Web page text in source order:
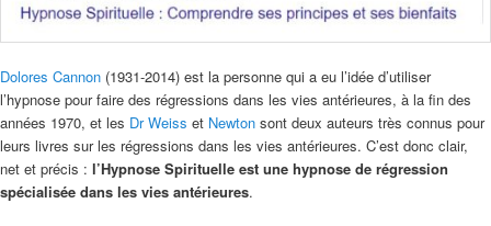
Dolores Cannon (1931-2014) est la personne qui a eu l’idée d’utiliser
l’hypnose pour faire des régressions dans les vies antérieures, à la fin des
années 1970, et les Dr Weiss et Newton sont deux auteurs très connus pour
leurs livres sur les régressions dans les vies antérieures. C’est donc clair,
net et précis : l’Hypnose Spirituelle est une hypnose de régression
spécialisée dans les vies antérieures.